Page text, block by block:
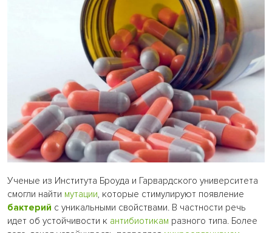
Ученые из Института Броуда и Гарвардского университета
смогли найти мутации, которые стимулируют появление
бактерий с уникальными свойствами. В частности речь
идет об устойчивости к антибиотикам разного типа. Более